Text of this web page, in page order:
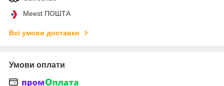
Meest ПОШТА
Всі умови доставки
Умови оплати